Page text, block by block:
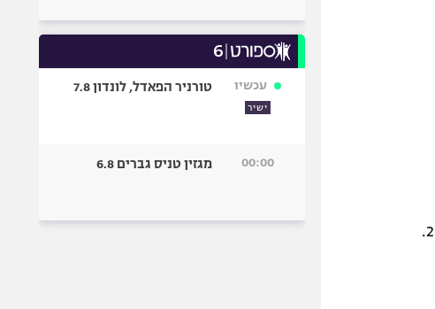
על המטוס הזה וגם לא הוסמך לטוס בשעת לילה והתוקף של רישיון הטיסה שלו פג בנובמבר 2018.
עכשיו
ישיר
טורניר הפאדל, לונדון 7.8
00:00 מגזין טניס גברים 6.8